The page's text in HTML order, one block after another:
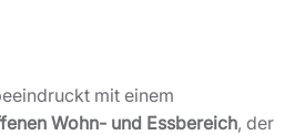
mit einem
Wohn- und Essbereich, der